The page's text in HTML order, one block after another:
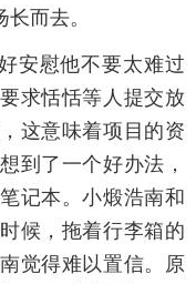
而去。
安慰他不要太难过
求恬恬等人提交放
这意味着项目的资
到了一个好办法，
记本。小煅浩南和
候，拖着行李箱的
觉得难以置信。原